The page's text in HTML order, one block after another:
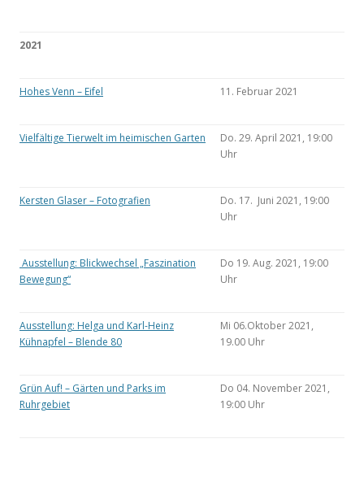
2021
Hohes Venn – Eifel 11. Februar 2021
Vielfältige Tierwelt im heimischen Garten
Do. 29. April 2021, 19:00
Uhr
Kersten Glaser – Fotografien
Do. 17. Juni 2021, 19:00
Uhr
Ausstellung: Blickwechsel „Faszination
Bewegung“
Do 19. Aug. 2021, 19:00
Uhr
Ausstellung: Helga und Karl-Heinz
Kühnapfel – Blende 80
Mi 06.Oktober 2021,
19.00 Uhr
Grün Auf! – Gärten und Parks im
Ruhrgebiet
Do 04. November 2021,
19:00 Uhr